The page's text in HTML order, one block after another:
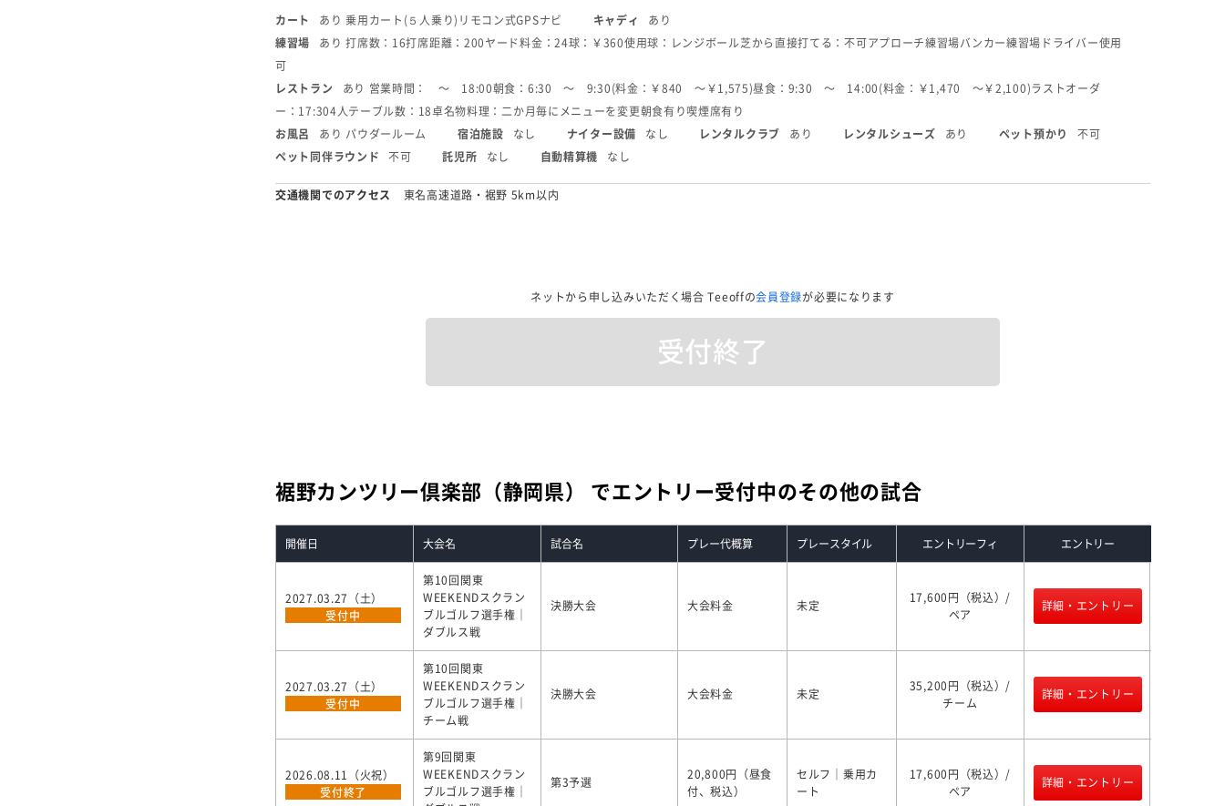
カート あり 乗用カート(５人乗り) リモコン式GPSナビ キャディ あり
練習場 あり 打席数：16打席距離：200ヤード料金：24球：￥360使用球：レンジボール芝から直接打てる：不可アプローチ練習場 バンカー練習場 ドライバー使用
可
レストラン あり 営業時間： 〜 18:00朝食：6:30 〜 9:30(料金：￥840 〜￥1,575)昼食：9:30 〜 14:00(料金：￥1,470 〜￥2,100)ラストオーダ
ー：17:304人テーブル数：18卓名物料理：二か月毎にメニューを変更朝食有り 喫煙席有り
お風呂 あり パウダールーム 宿泊施設 なし ナイター設備 なし レンタルクラブ あり レンタルシューズ あり ペット預かり 不可
ペット同伴ラウンド 不可 託児所 なし 自動精算機 なし
交通機関でのアクセス 東名高速道路・裾野 5km以内
ネットから申し込みいただく場合Teeoffの会員登録が必要になります
受付終了
裾野カンツリー倶楽部（静岡県） でエントリー受付中のその他の試合
開催日 大会名 試合名 プレー代概算 プレースタイル エントリーフィ エントリー
2027.03.27（土）
受付中
第10回関東
WEEKENDスクラン
ブルゴルフ選手権｜
ダブルス戦
決勝大会 大会料金 未定
17,600円（税込）/
ペア
詳細・エントリー
2027.03.27（土）
受付中
第10回関東
WEEKENDスクラン
ブルゴルフ選手権｜
チーム戦
決勝大会 大会料金 未定
35,200円（税込）/
チーム
詳細・エントリー
2026.08.11（火祝）
受付終了
第9回関東
WEEKENDスクラン
ブルゴルフ選手権｜
第3予選
20,800円（昼食
付、税込）
セルフ｜乗用カ
ート
17,600円（税込）/
ペア
詳細・エントリー